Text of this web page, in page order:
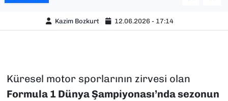
Kazim Bozkurt 12.06.2026 - 17:14
Küresel motor sporlarının zirvesi olan
Formula 1 Dünya Şampiyonası’nda sezonun